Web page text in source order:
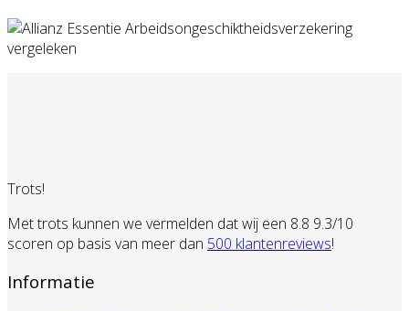
Trots!
Met trots kunnen we vermelden dat wij een 8.8 9.3/10
scoren op basis van meer dan 500 klantenreviews!
Informatie